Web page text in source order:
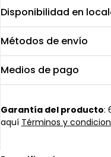
Disponibilidad en
Métodos de envío
Medios de pago
Garantía del producto:
aquí Términos y